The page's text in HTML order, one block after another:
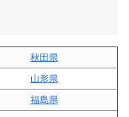
秋田県
山形県
福島県